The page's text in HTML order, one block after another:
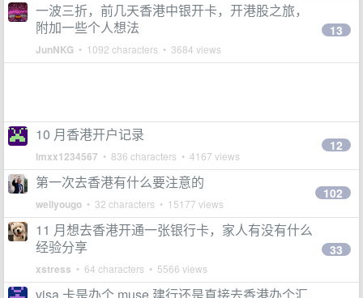
一波三折，前几天香港中银开卡，开港股之旅，
附加一些个人想法
JunNKG • 1092 characters • 3684 views
13
10 月香港开户记录
lmxx1234567 • 836 characters • 4167 views
12
第一次去香港有什么要注意的
wellyougo • 32 characters • 15177 views
102
11 月想去香港开通一张银行卡，家人有没有什么
经验分享
xstress • 64 characters • 5566 views
33